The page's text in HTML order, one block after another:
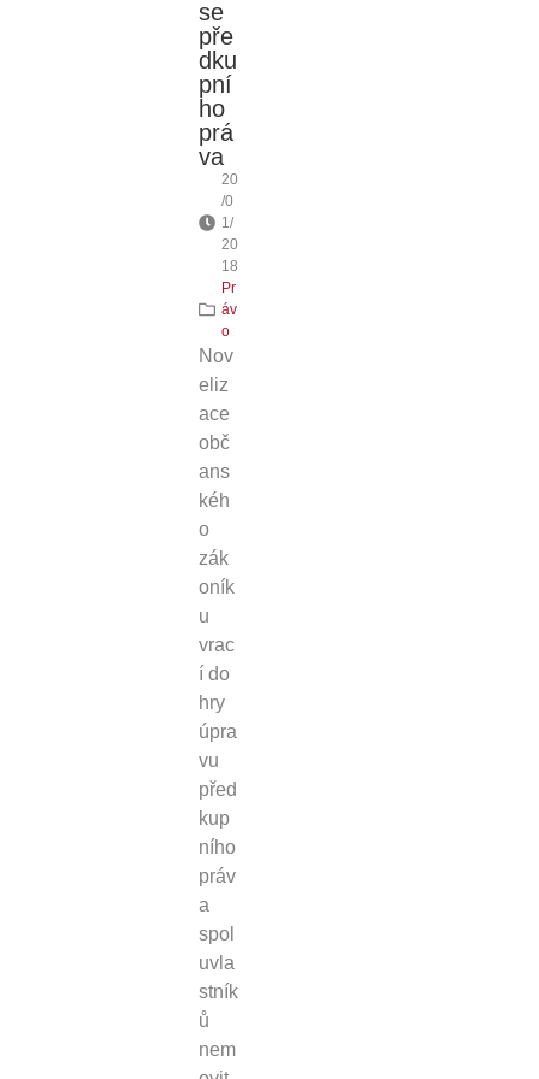
se
pře
dku
pní
ho
prá
va
20
/0
1/
20
18
Pr
áv
o
Nov
eliz
ace
obč
ans
kéh
o
zák
oník
u
vrac
í do
hry
úpra
vu
před
kup
ního
práv
a
spol
uvla
stník
ů
nem